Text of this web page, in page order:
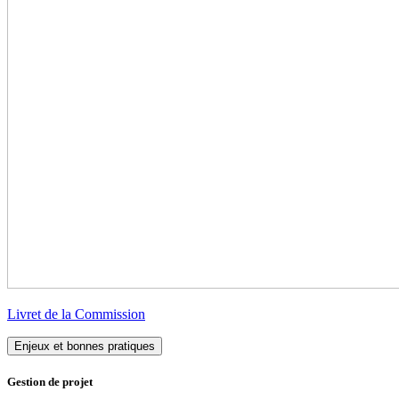
Livret de la Commission
Enjeux et bonnes pratiques
Gestion de projet